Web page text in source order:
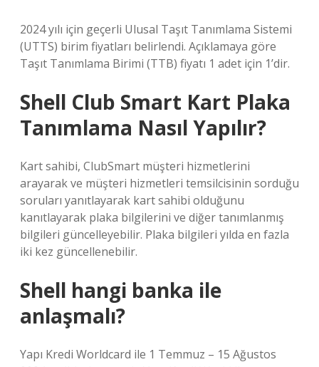
2024 yılı için geçerli Ulusal Taşıt Tanımlama Sistemi
(UTTS) birim fiyatları belirlendi. Açıklamaya göre
Taşıt Tanımlama Birimi (TTB) fiyatı 1 adet için 1’dir.
Shell Club Smart Kart Plaka
Tanımlama Nasıl Yapılır?
Kart sahibi, ClubSmart müşteri hizmetlerini
arayarak ve müşteri hizmetleri temsilcisinin sorduğu
soruları yanıtlayarak kart sahibi olduğunu
kanıtlayarak plaka bilgilerini ve diğer tanımlanmış
bilgileri güncelleyebilir. Plaka bilgileri yılda en fazla
iki kez güncellenebilir.
Shell hangi banka ile
anlaşmalı?
Yapı Kredi Worldcard ile 1 Temmuz – 15 Ağustos